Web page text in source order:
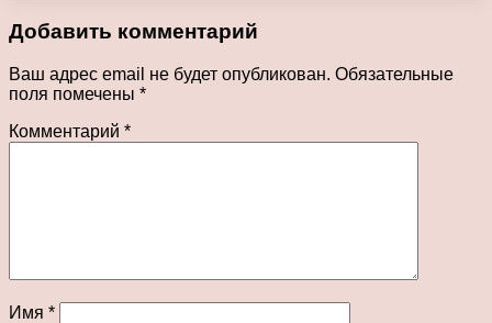
Добавить комментарий
Ваш адрес email не будет опубликован. Обязательные
поля помечены *
Комментарий *
Имя *